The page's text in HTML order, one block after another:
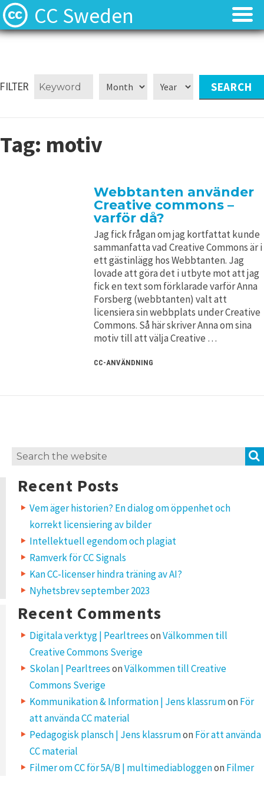
CC Sweden
FILTER
Tag: motiv
Webbtanten använder
Creative commons –
varför då?
Jag fick frågan om jag kortfattat kunde
sammanfatta vad Creative Commons är i
ett gästinlägg hos Webbtanten. Jag
lovade att göra det i utbyte mot att jag
fick en text som förklarade varför Anna
Forsberg (webbtanten) valt att
licensiera sin webbplats under Creative
Commons. Så här skriver Anna om sina
motiv till att välja Creative …
CC-ANVÄNDNING
Search
Recent Posts
Vem äger historien? En dialog om öppenhet och
korrekt licensiering av bilder
Intellektuell egendom och plagiat
Ramverk för CC Signals
Kan CC-licenser hindra träning av AI?
Nyhetsbrev september 2023
Recent Comments
Digitala verktyg | PearltreesonVälkommen till
Creative Commons Sverige
Skolan | PearltreesonVälkommen till Creative
Commons Sverige
Kommunikation & Information | Jens klassrumon För
att använda CC material
Pedagogisk plansch | Jens klassrumon För att använda
CC material
Filmer om CC för 5A/B | multimediabloggenon Filmer